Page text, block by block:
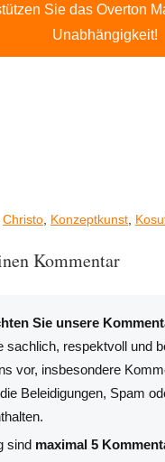
Sie das Overton
Unabhängigkeit!
Christo Konzeptkunst
Kommentar
Sie unsere
sachlich, respektvoll und
vor, insbesondere
Beleidigungen, Spam
sind maximal 5